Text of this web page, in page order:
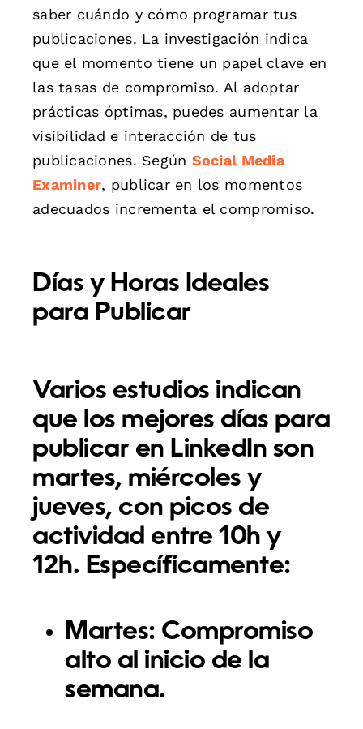
saber cuándo y cómo programar tus
publicaciones. La investigación indica
que el momento tiene un papel clave en
las tasas de compromiso. Al adoptar
prácticas óptimas, puedes aumentar la
visibilidad e interacción de tus
publicaciones. Según Social Media
Examiner, publicar en los momentos
adecuados incrementa el compromiso.
Días y Horas Ideales
para Publicar
Varios estudios indican
que los mejores días para
publicar en LinkedIn son
martes, miércoles y
jueves, con picos de
actividad entre10h y
12h. Específicamente:
Martes: Compromiso
alto al inicio de la
semana.